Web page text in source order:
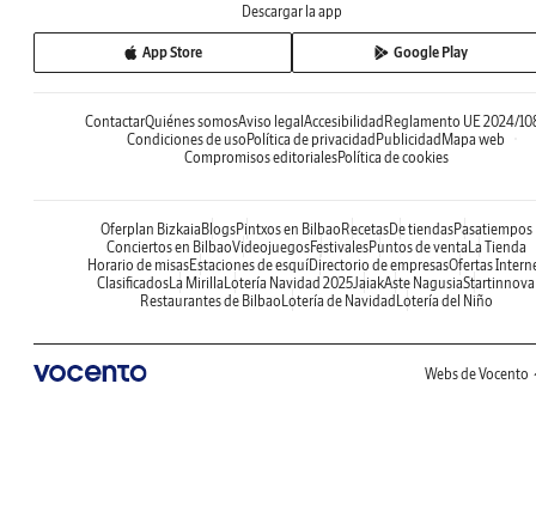
Descargar la app
App Store Google Play
ContactarQuiénes somosAviso legal Accesibilidad Reglamento UE 2024/
Condiciones de uso Política de privacidad Publicidad Mapa web
Compromisos editorialesPolítica de cookies
Oferplan Bizkaia BlogsPintxos en Bilbao RecetasDe tiendasPasatiempos
Conciertos en BilbaoVideojuegosFestivalesPuntos de venta La Tienda
Horario de misasEstaciones de esquíDirectorio de empresasOfertas
Clasificados La Mirilla Lotería Navidad 2025JaiakAste NagusiaStartinnova
Restaurantes de Bilbao Lotería de Navidad Lotería del Niño
Webs de Vocento